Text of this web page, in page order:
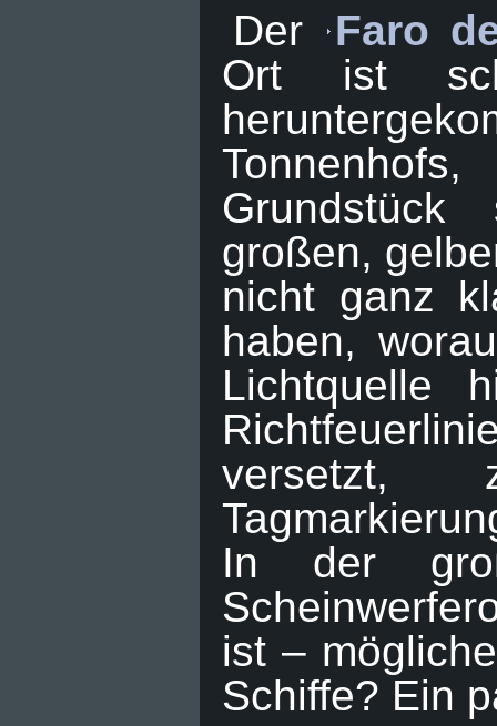
Der
Faro
Ort ist
Grundstück
großen,
nicht ganz
haben,
Lichtquelle
versetzt,
In der
ist –
Schiffe? Ein